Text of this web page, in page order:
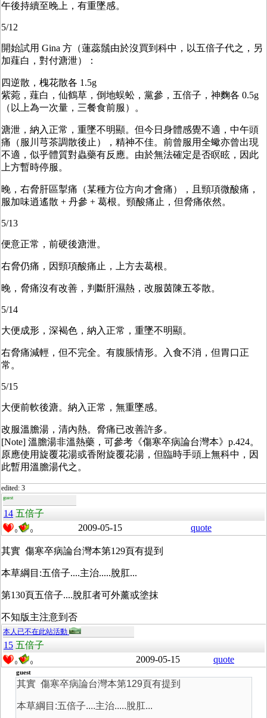
午後持續至晚上，有重墜感。
5/12
開始試用 Gina 方（蓮蕊鬚由於沒買到科中，以五倍子代之，另
加薤白，對付溏泄）：
四逆散，槐花散各 1.5g
紫菀，薤白，仙鶴草，倒地蜈蚣，黨參，五倍子，神麴各 0.5g
（以上為一次量，三餐食前服）。
溏泄，納入正常，重墜不明顯。但今日身體感覺不適，中午頭
痛（服川芎茶調散後止），精神不佳。前曾服用全蠍亦曾出現
不適，似乎體質對蟲藥有反應。由於無法確定是否瞑眩，因此
上方暫時停服。
晚，右脅肝區掣痛（某種方位方向才會痛），且頸項微酸痛，
服加味逍遙散 + 丹參 + 葛根。頸酸痛止，但脅痛依然。
5/13
便意正常，前硬後溏泄。
右脅仍痛，因頸項酸痛止，上方去葛根。
晚，脅痛沒有改善，判斷肝濕熱，改服茵陳五苓散。
5/14
大便成形，深褐色，納入正常，重墜不明顯。
右脅痛減輕，但不完全。有腹脹情形。入食不消，但胃口正
常。
5/15
大便前軟後溏。納入正常，無重墜感。
改服溫膽湯，清內熱。脅痛已改善許多。
[Note] 溫膽湯非溫熱藥，可參考《傷寒卒病論台灣本》p.424。
原應使用旋覆花湯或香附旋覆花湯，但臨時手頭上無科中，因
此暫用溫膽湯代之。
edited: 3
guest
14 五倍子
0 0 2009-05-15 quote
其實 傷寒卒病論台灣本第129頁有提到
本草綱目:五倍子....主治.....脫肛...
第130頁五倍子....脫肛者可外薰或塗抹
不知版主注意到否
本人已不在此站活動
15 五倍子
0 0 2009-05-15 quote
guest
其實 傷寒卒病論台灣本第129頁有提到
本草綱目:五倍子....主治.....脫肛...